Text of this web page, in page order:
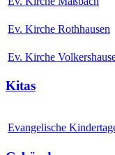
Ev. Kirche Rothhausen
Ev. Kirche
Kitas
Evangelische